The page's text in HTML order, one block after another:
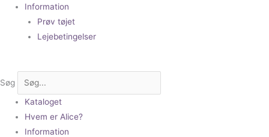
Information
Prøv tøjet
Lejebetingelser
Søg
Kataloget
Hvem er Alice?
Information